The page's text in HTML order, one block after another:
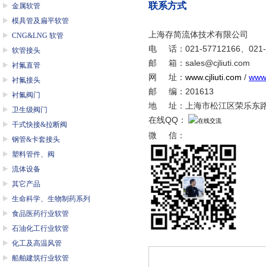
金属软管
模具管及扁平软管
CNG&LNG 软管
软管接头
衬氟直管
衬氟接头
衬氟阀门
卫生级阀门
干式快接&拉断阀
钢管&卡套接头
塑料管件、阀
流体设备
其它产品
生命科学、生物制药系列
食品医药行业软管
石油化工行业软管
化工及高温风管
船舶建筑行业软管
联系方式
上海存简流体技术有限公司
电 话：021-57712166、 021-
邮 箱： sales@cjliuti.com
网 址： www.cjliuti.com /
邮 编：201613
地 址：上海市松江区荣乐东
在线QQ：
微 信 ：